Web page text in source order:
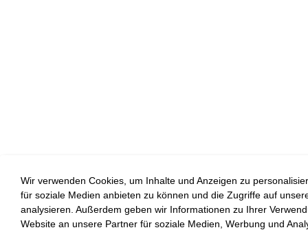
Wir verwenden Cookies, um Inhalte und Anzeigen zu
für soziale Medien anbieten zu können und die Zugriffe auf
analysieren. Außerdem geben wir Informationen zu Ihrer
Website an unsere Partner für soziale Medien, Werbung und